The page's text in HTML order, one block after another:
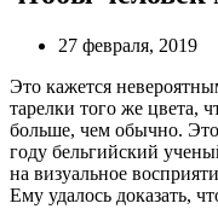
27 февраля, 2019
Это кажется
тарелки того же цвета,
больше, чем обычно.
году бельгийский
на визуальное
Ему удалось доказать,